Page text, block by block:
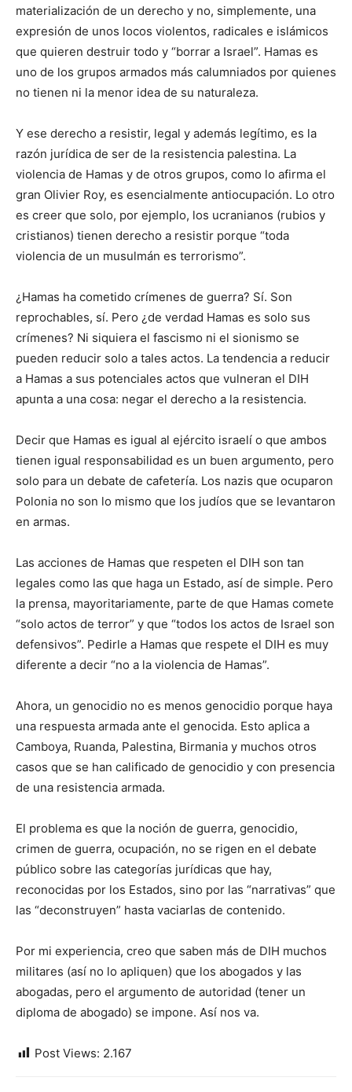
materialización de un derecho y no, simplemente, una
expresión de unos locos violentos, radicales e islámicos
que quieren destruir todo y “borrar a Israel”. Hamas es
uno de los grupos armados más calumniados por quienes
no tienen ni la menor idea de su naturaleza.
Y ese derecho a resistir, legal y además legítimo, es la
razón jurídica de ser de la resistencia palestina. La
violencia de Hamas y de otros grupos, como lo afirma el
gran Olivier Roy, es esencialmente antiocupación. Lo otro
es creer que solo, por ejemplo, los ucranianos (rubios y
cristianos) tienen derecho a resistir porque “toda
violencia de un musulmán es terrorismo”.
¿Hamas ha cometido crímenes de guerra? Sí. Son
reprochables, sí. Pero ¿de verdad Hamas es solo sus
crímenes? Ni siquiera el fascismo ni el sionismo se
pueden reducir solo a tales actos. La tendencia a reducir
a Hamas a sus potenciales actos que vulneran el DIH
apunta a una cosa: negar el derecho a la resistencia.
Decir que Hamas es igual al ejército israelí o que ambos
tienen igual responsabilidad es un buen argumento, pero
solo para un debate de cafetería. Los nazis que ocuparon
Polonia no son lo mismo que los judíos que se levantaron
en armas.
Las acciones de Hamas que respeten el DIH son tan
legales como las que haga un Estado, así de simple. Pero
la prensa, mayoritariamente, parte de que Hamas comete
“solo actos de terror” y que “todos los actos de Israel son
defensivos”. Pedirle a Hamas que respete el DIH es muy
diferente a decir “no a la violencia de Hamas”.
Ahora, un genocidio no es menos genocidio porque haya
una respuesta armada ante el genocida. Esto aplica a
Camboya, Ruanda, Palestina, Birmania y muchos otros
casos que se han calificado de genocidio y con presencia
de una resistencia armada.
El problema es que la noción de guerra, genocidio,
crimen de guerra, ocupación, no se rigen en el debate
público sobre las categorías jurídicas que hay,
reconocidas por los Estados, sino por las “narrativas” que
las “deconstruyen” hasta vaciarlas de contenido.
Por mi experiencia, creo que saben más de DIH muchos
militares (así no lo apliquen) que los abogados y las
abogadas, pero el argumento de autoridad (tener un
diploma de abogado) se impone. Así nos va.
Post Views: 2.167